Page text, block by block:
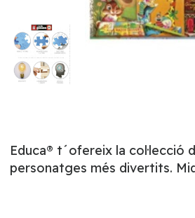
Educa® t´ofereix la
personatges més divertits.